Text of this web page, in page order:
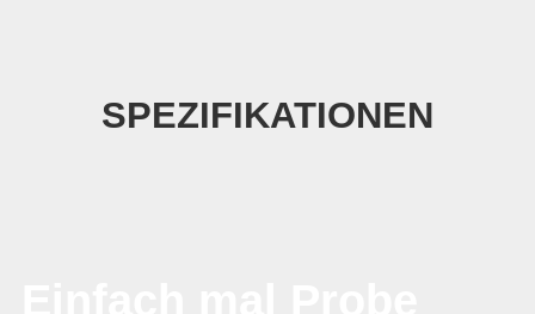
SPEZIFIKATIONEN